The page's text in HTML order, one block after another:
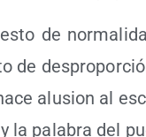
de
de
alu­sion al
la pala­bra del